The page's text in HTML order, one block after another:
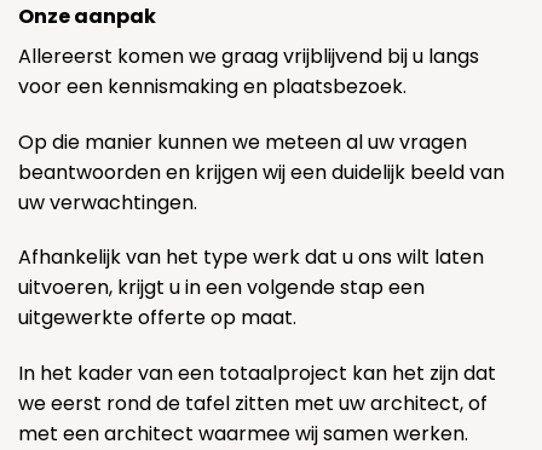
Onze aanpak
Allereerst komen we graag vrijblijvend bij u langs
voor een kennismaking en plaatsbezoek.
Op die manier kunnen we meteen al uw vragen
beantwoorden en krijgen wij een duidelijk beeld van
uw verwachtingen.
Afhankelijk van het type werk dat u ons wilt laten
uitvoeren, krijgt u in een volgende stap een
uitgewerkte offerte op maat.
In het kader van een totaalproject kan het zijn dat
we eerst rond de tafel zitten met uw architect, of
met een architect waarmee wij samen werken.